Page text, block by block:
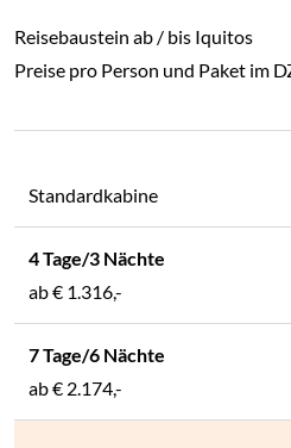
Reisebaustein ab / bis Iquitos
Preise pro Person und Paket im
Standardkabine
ab€ 1.316,-
ab€ 2.174,-